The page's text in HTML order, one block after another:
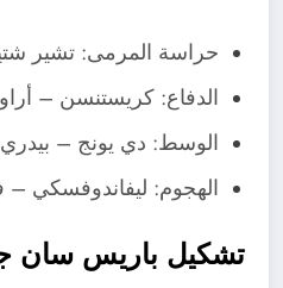
حراسة المرمى: تشير
الدفاع: كريستنسن –
الوسط: دي يونج –
الهجوم: ليفاندوفسكي –
تشكيل باريس سان